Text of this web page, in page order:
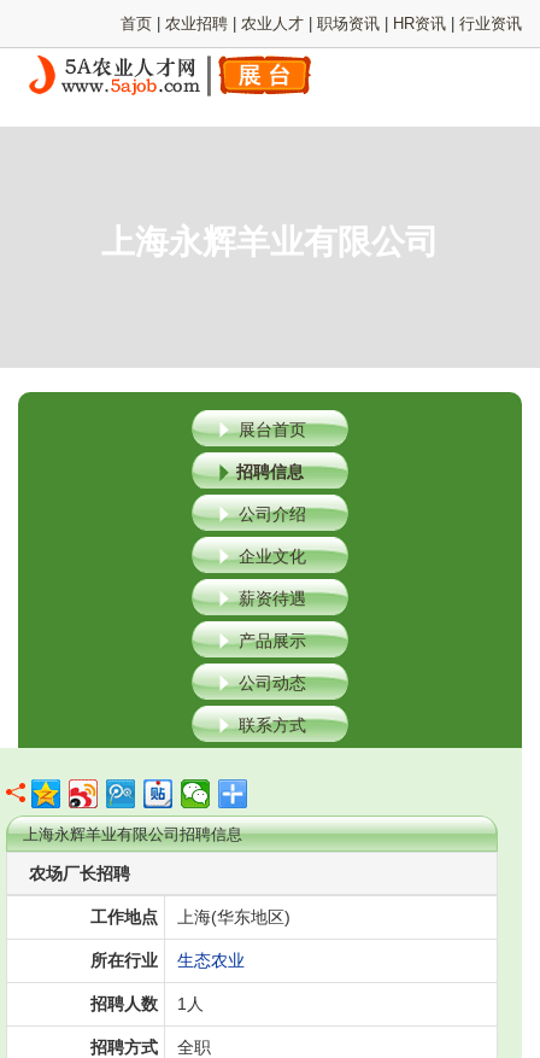
首页 农业招聘 农业人才 职场资讯 HR资讯 行业资讯
上海永辉羊业有限公司
展台首页
招聘信息
公司介绍
企业文化
薪资待遇
产品展示
公司动态
联系方式
上海永辉羊业有限公司招聘信息
农场厂长招聘
工作地点 上海(华东地区)
所在行业 生态农业
招聘人数 1人
招聘方式 全职